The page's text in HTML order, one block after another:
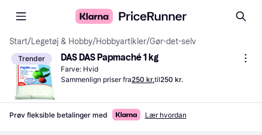
Start/Legetøj & Hobby/Hobbyartikler/Gør-det-selv
Trender DAS DAS Papmaché 1 kg
Farve: Hvid
Sammenlign priser fra250 kr.til250 kr.
Prøv fleksible betalinger med Lær hvordan